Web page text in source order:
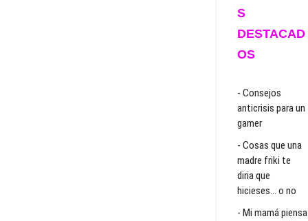
S
DESTACAD
OS
- Consejos
anticrisis para un
gamer
- Cosas que una
madre friki te
diria que
hicieses… o no
- Mi mamá piensa